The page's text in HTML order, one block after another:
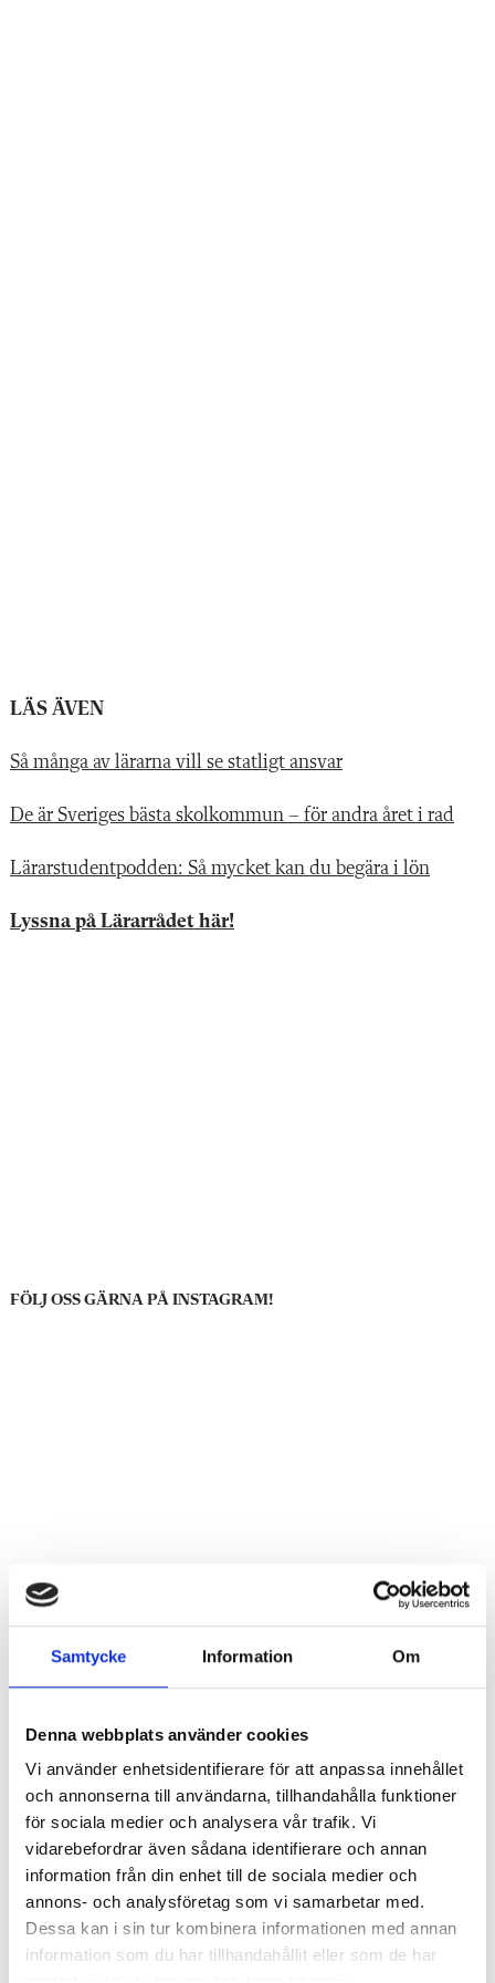
Samtycke Information Om
Denna webbplats använder cookies
Vi använder enhetsidentifierare för att anpassa innehållet
och annonserna till användarna, tillhandahålla funktioner
för sociala medier och analysera vår trafik. Vi
vidarebefordrar även sådana identifierare och annan
information från din enhet till de sociala medier och
annons- och analysföretag som vi samarbetar med.
Dessa kan i sin tur kombinera informationen med annan
information som du har tillhandahållit eller som de har
LÄS ÄVEN
Så många av lärarna vill se statligt ansvar
De är Sveriges bästa skolkommun – för andra året i rad
Lärarstudentpodden: Så mycket kan du begära i lön
Lyssna på Lärarrådet här!
FÖLJ OSS GÄRNA PÅ INSTAGRAM!
Taggar: Bästa skolkommun